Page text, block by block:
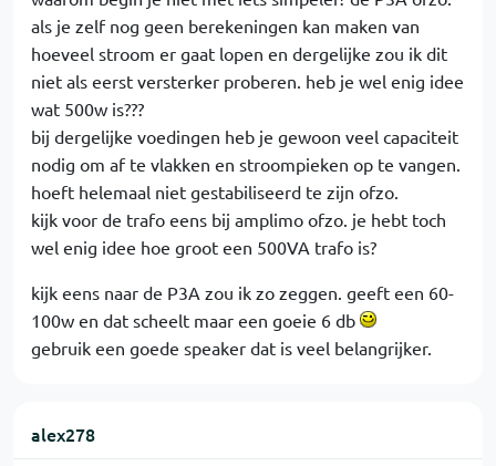
als je zelf nog geen berekeningen kan maken van
hoeveel stroom er gaat lopen en dergelijke zou ik dit
niet als eerst versterker proberen. heb je wel enig idee
wat 500w is???
bij dergelijke voedingen heb je gewoon veel capaciteit
nodig om af te vlakken en stroompieken op te vangen.
hoeft helemaal niet gestabiliseerd te zijn ofzo.
kijk voor de trafo eens bij amplimo ofzo. je hebt toch
wel enig idee hoe groot een 500VA trafo is?
kijk eens naar de P3A zou ik zo zeggen. geeft een 60-
100w en dat scheelt maar een goeie 6 db
gebruik een goede speaker dat is veel belangrijker.
alex278